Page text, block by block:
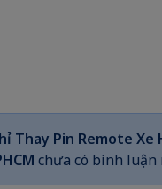
Thay Pin Remote
chưa có bình luận